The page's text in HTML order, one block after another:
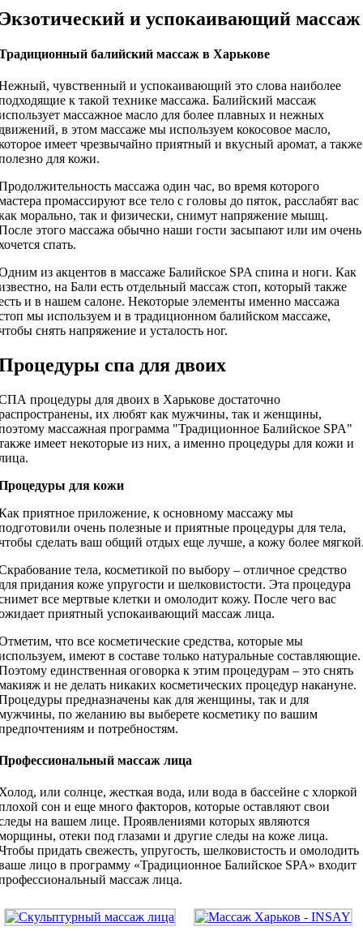
и успокаивающий массаж
балийский массаж в Харькове
чувственный и успокаивающий это слова наиболее
к такой технике массажа. Балийский массаж
массажное масло для более плавных и нежных
в этом массаже мы используем кокосовое масло,
имеет чрезвычайно приятный и вкусный аромат, а также
для кожи.
массажа один час, во время которого
промассируют все тело с головы до пяток, расслабят вас
морально, так и физически, снимут напряжение мышц.
этого массажа обычно наши гости засыпают или им очень
спать.
из акцентов в массаже Балийское SPA спина и ноги. Как
на Бали есть отдельный массаж стоп, который также
и в нашем салоне. Некоторые элементы именно массажа
мы используем и в традиционном балийском массаже,
снять напряжение и усталость ног.
спа для двоих
процедуры для двоих в Харькове достаточно
их любят как мужчины, так и женщины,
массажная программа "Традиционное Балийское SPA"
имеет некоторые из них, а именно процедуры для кожи и
для кожи
приятное приложение, к основному массажу мы
очень полезные и приятные процедуры для тела,
сделать ваш общий отдых еще лучше, а кожу более
тела, косметикой по выбору – отличное средство
придания коже упругости и шелковистости. Эта процедура
все мертвые клетки и омолодит кожу. После чего вас
приятный успокаивающий массаж лица.
что все косметические средства, которые мы
имеют в составе только натуральные составляющие.
единственная оговорка к этим процедурам – это снять
и не делать никаких косметических процедур накануне.
предназначены как для женщины, так и для
по желанию вы выберете косметику по вашим
и потребностям.
массаж лица
или солнце, жесткая вода, или вода в бассейне с хлоркой
сон и еще много факторов, которые оставляют свои
на вашем лице. Проявлениями которых являются
отеки под глазами и другие следы на коже лица.
придать свежесть, упругость, шелковистость и омолодить
лицо в программу «Традиционное Балийское SPA» входит
массаж лица.